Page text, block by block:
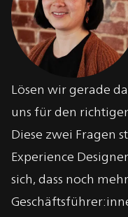
Über Curie Kure
Lösen wir gerade
uns für den
Diese zwei Fragen
Experience
sich, dass noch